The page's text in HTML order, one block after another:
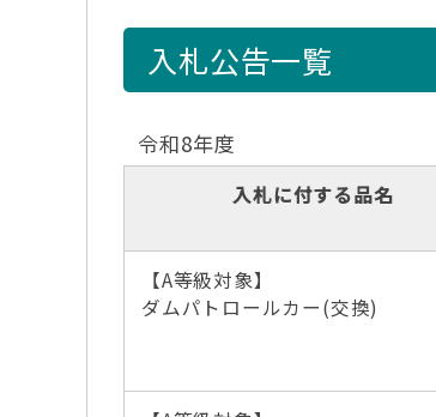
入札公告一覧
令和8年度
入札に付する品名
【A等級対象】
ダムパトロールカー(交換)